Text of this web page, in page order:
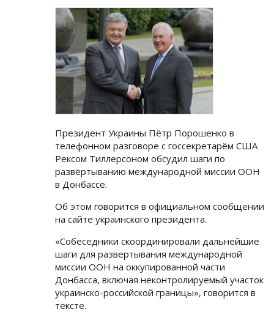
Президент Украины Пётр Порошенко в
телефонном разговоре с госсекретарём США
Рексом Тиллерсоном обсудил шаги по
развёртыванию международной миссии ООН
в Донбассе.
Об этом говорится в официальном сообщении
на сайте украинского президента.
«Собеседники скоординировали дальнейшие
шаги для развертывания международной
миссии ООН на оккупированной части
Донбасса, включая неконтролируемый участок
украинско-российской границы», говорится в
тексте.